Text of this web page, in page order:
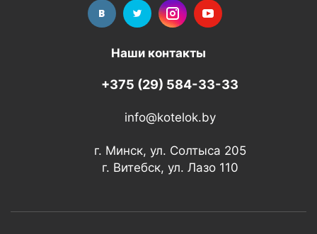
Наши контакты
+375 (29) 584-33-33
info@kotelok.by
г. Минск, ул. Солтыса 205
г. Витебск, ул. Лазо 110